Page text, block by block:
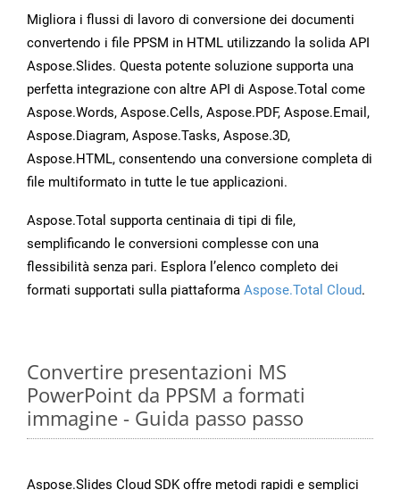
Migliora i flussi di lavoro di conversione dei documenti
convertendo i file PPSM in HTML utilizzando la solida API
Aspose.Slides. Questa potente soluzione supporta una
perfetta integrazione con altre API di Aspose.Total come
Aspose.Words, Aspose.Cells, Aspose.PDF, Aspose.Email,
Aspose.Diagram, Aspose.Tasks, Aspose.3D,
Aspose.HTML, consentendo una conversione completa di
file multiformato in tutte le tue applicazioni.
Aspose.Total supporta centinaia di tipi di file,
semplificando le conversioni complesse con una
flessibilità senza pari. Esplora l’elenco completo dei
formati supportati sulla piattaforma Aspose.Total Cloud.
Convertire presentazioni MS
PowerPoint da PPSM a formati
immagine - Guida passo passo
Aspose.Slides Cloud SDK offre metodi rapidi e semplici